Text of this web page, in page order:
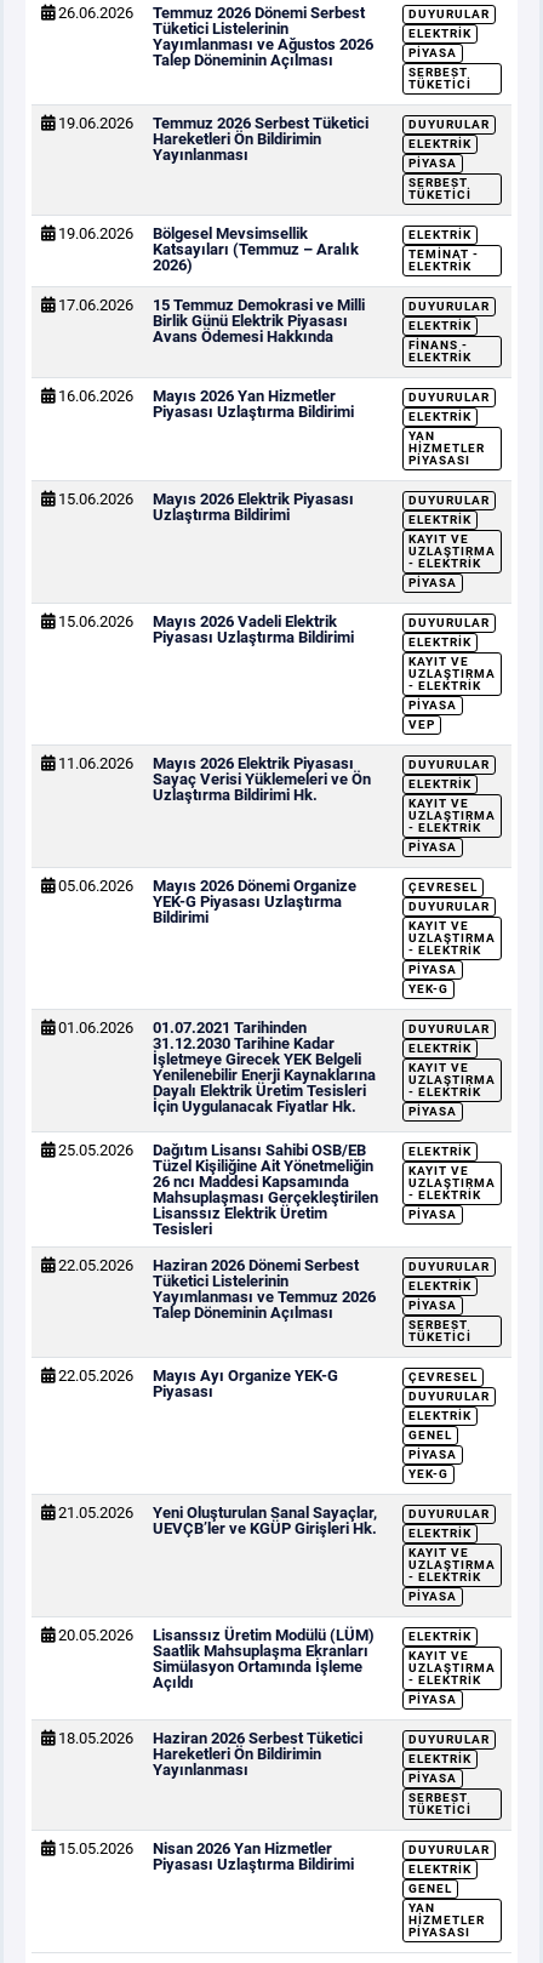
26.06.2026
Temmuz 2026 Dönemi Serbest
Tüketici Listelerinin
Yayımlanması ve Ağustos 2026
Talep Döneminin Açılması
DUYURULAR
ELEKTRIK
PIYASA
SERBEST
TÜKETICI
19.06.2026
Temmuz 2026 Serbest Tüketici
Hareketleri Ön Bildirimin
Yayınlanması
DUYURULAR
ELEKTRIK
PIYASA
SERBEST
TÜKETICI
19.06.2026
Bölgesel Mevsimsellik
Katsayıları (Temmuz – Aralık
2026)
ELEKTRIK
TEMINAT -
ELEKTRIK
17.06.2026
15 Temmuz Demokrasi ve Milli
Birlik Günü Elektrik Piyasası
Avans Ödemesi Hakkında
DUYURULAR
ELEKTRIK
FINANS -
ELEKTRIK
16.06.2026
Mayıs 2026 Yan Hizmetler
Piyasası Uzlaştırma Bildirimi
DUYURULAR
ELEKTRIK
YAN
HIZMETLER
PIYASASI
15.06.2026
Mayıs 2026 Elektrik Piyasası
Uzlaştırma Bildirimi
DUYURULAR
ELEKTRIK
KAYIT VE
UZLAŞTIRMA
- ELEKTRIK
PIYASA
15.06.2026
Mayıs 2026 Vadeli Elektrik
Piyasası Uzlaştırma Bildirimi
DUYURULAR
ELEKTRIK
KAYIT VE
UZLAŞTIRMA
- ELEKTRIK
PIYASA
VEP
11.06.2026
Mayıs 2026 Elektrik Piyasası
Sayaç Verisi Yüklemeleri ve Ön
Uzlaştırma Bildirimi Hk.
DUYURULAR
ELEKTRIK
KAYIT VE
UZLAŞTIRMA
- ELEKTRIK
PIYASA
05.06.2026
Mayıs 2026 Dönemi Organize
YEK-G Piyasası Uzlaştırma
Bildirimi
ÇEVRESEL
DUYURULAR
KAYIT VE
UZLAŞTIRMA
- ELEKTRIK
PIYASA
YEK-G
01.06.2026
01.07.2021 Tarihinden
31.12.2030 Tarihine Kadar
İşletmeye Girecek YEK Belgeli
Yenilenebilir Enerji Kaynaklarına
Dayalı Elektrik Üretim Tesisleri
İçin Uygulanacak Fiyatlar Hk.
DUYURULAR
ELEKTRIK
KAYIT VE
UZLAŞTIRMA
- ELEKTRIK
PIYASA
25.05.2026
Dağıtım Lisansı Sahibi OSB/EB
Tüzel Kişiliğine Ait Yönetmeliğin
26 ncı Maddesi Kapsamında
Mahsuplaşması Gerçekleştirilen
Lisanssız Elektrik Üretim
Tesisleri
ELEKTRIK
KAYIT VE
UZLAŞTIRMA
- ELEKTRIK
PIYASA
22.05.2026
Haziran 2026 Dönemi Serbest
Tüketici Listelerinin
Yayımlanması ve Temmuz 2026
Talep Döneminin Açılması
DUYURULAR
ELEKTRIK
PIYASA
SERBEST
TÜKETICI
22.05.2026
Mayıs Ayı Organize YEK-G
Piyasası
ÇEVRESEL
DUYURULAR
ELEKTRIK
GENEL
PIYASA
YEK-G
21.05.2026
Yeni Oluşturulan Sanal Sayaçlar,
UEVÇB’ler ve KGÜP Girişleri Hk.
DUYURULAR
ELEKTRIK
KAYIT VE
UZLAŞTIRMA
- ELEKTRIK
PIYASA
20.05.2026
Lisanssız Üretim Modülü (LÜM)
Saatlik Mahsuplaşma Ekranları
Simülasyon Ortamında İşleme
Açıldı
ELEKTRIK
KAYIT VE
UZLAŞTIRMA
- ELEKTRIK
PIYASA
18.05.2026
Haziran 2026 Serbest Tüketici
Hareketleri Ön Bildirimin
Yayınlanması
DUYURULAR
ELEKTRIK
PIYASA
SERBEST
TÜKETICI
15.05.2026
Nisan 2026 Yan Hizmetler
Piyasası Uzlaştırma Bildirimi
DUYURULAR
ELEKTRIK
GENEL
YAN
HIZMETLER
PIYASASI